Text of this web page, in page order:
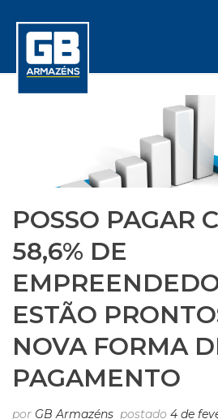
POSSO PAGAR
58,6% DE
ESTÃO
NOVA FORMA
PAGAMENTO
por GB Armazéns postado 4 de